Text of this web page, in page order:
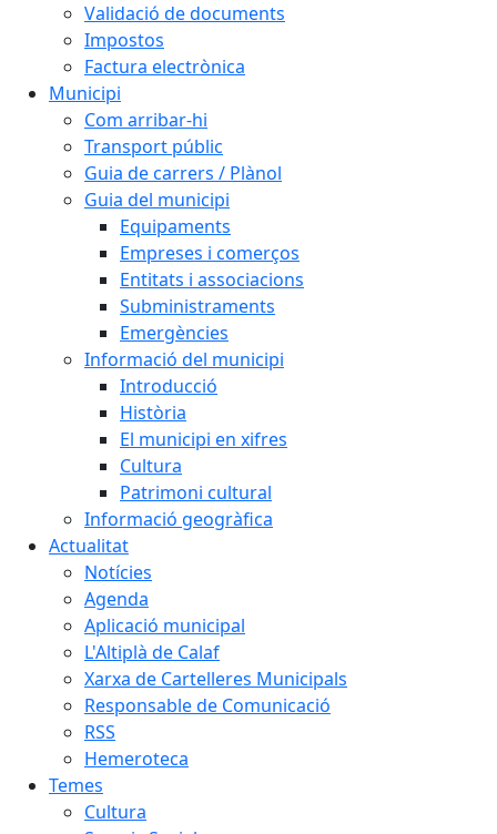
Validació de documents
Impostos
Factura electrònica
Municipi
Com arribar-hi
Transport públic
Guia de carrers / Plànol
Guia del municipi
Equipaments
Empreses i comerços
Entitats i associacions
Subministraments
Emergències
Informació del municipi
Introducció
Història
El municipi en xifres
Cultura
Patrimoni cultural
Informació geogràfica
Actualitat
Notícies
Agenda
Aplicació municipal
L'Altiplà de Calaf
Xarxa de Cartelleres Municipals
Responsable de Comunicació
RSS
Hemeroteca
Temes
Cultura